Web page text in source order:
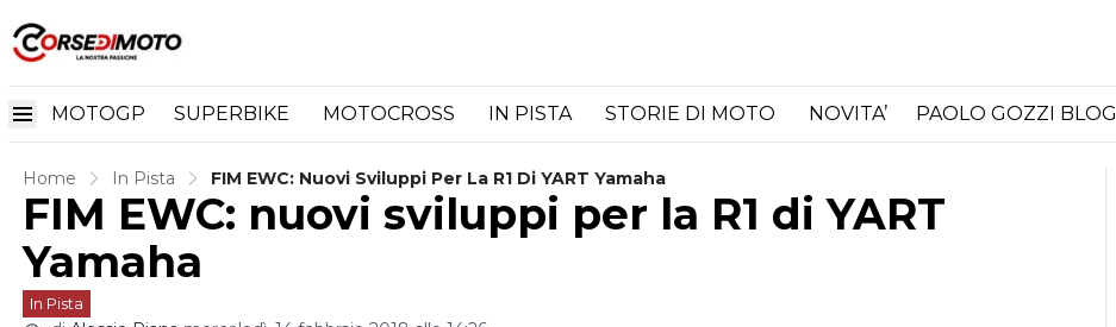
MOTOGP SUPERBIKE MOTOCROSS IN PISTA STORIE DI MOTO NOVITA’ PAOLO GOZZI BLOG
Home In Pista FIM EWC: Nuovi Sviluppi Per La R1 Di YART Yamaha
FIM EWC: nuovi sviluppi per la R1 di YART
Yamaha
In Pista